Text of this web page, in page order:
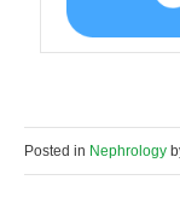
Posted in Nephrology